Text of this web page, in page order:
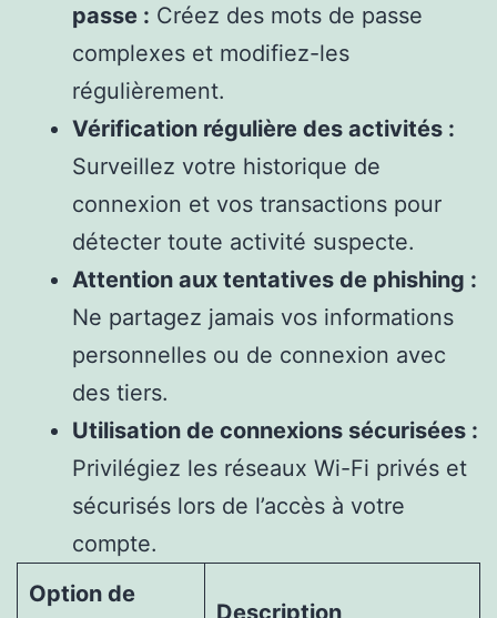
passe : Créez des mots de passe
complexes et modifiez-les
régulièrement.
Vérification régulière des activités :
Surveillez votre historique de
connexion et vos transactions pour
détecter toute activité suspecte.
Attention aux tentatives de phishing :
Ne partagez jamais vos informations
personnelles ou de connexion avec
des tiers.
Utilisation de connexions sécurisées :
Privilégiez les réseaux Wi-Fi privés et
sécurisés lors de l’accès à votre
compte.
Option de